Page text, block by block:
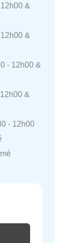
&
&
- 12h00 &
&
- 12h00